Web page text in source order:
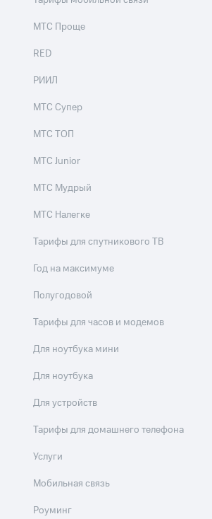
МТС Проще
RED
РИИЛ
МТС Супер
МТС ТОП
МТС Junior
МТС Мудрый
МТС Налегке
Тарифы для спутникового ТВ
Год на максимуме
Полугодовой
Тарифы для часов и модемов
Для ноутбука мини
Для ноутбука
Для устройств
Тарифы для домашнего телефона
Услуги
Мобильная связь
Роуминг